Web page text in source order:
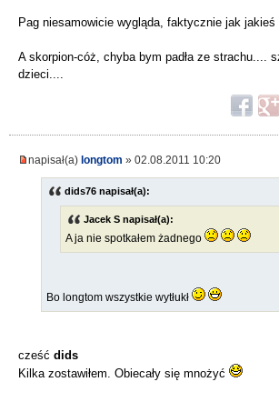
Pag niesamowicie wygląda, faktycznie jak
A skorpion-cóż, chyba bym padła ze strachu....
dzieci....
napisał(a) longtom » 02.08.2011 10:20
dids76 napisał(a):
Jacek S napisał(a):
A ja nie spotkałem żadnego
Bo longtom wszystkie wytłukł
cześć dids
Kilka zostawiłem. Obiecały się mnożyć